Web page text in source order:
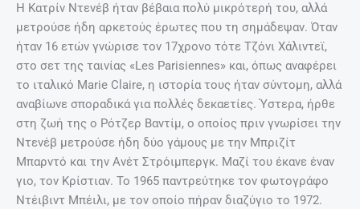
Η Κατρίν Ντενέβ ήταν βέβαια πολύ μικρότερή του, αλλά
μετρούσε ήδη αρκετούς έρωτες που τη σημάδεψαν. Όταν
ήταν 16 ετών γνώρισε τον 17χρονο τότε Τζόνι Χάλιντεϊ,
στο σετ της ταινίας «Les Parisiennes» και, όπως αναφέρει
το ιταλικό Marie Claire, η ιστορία τους ήταν σύντομη, αλλά
αναβίωνε σποραδικά για πολλές δεκαετίες. Ύστερα, ήρθε
στη ζωή της ο Ρότζερ Βαντίμ, ο οποίος πριν γνωρίσει την
Ντενέβ μετρούσε ήδη δύο γάμους με την Μπριζίτ
Μπαρντό και την Ανέτ Στρόιμπεργκ. Μαζί του έκανε έναν
γιο, τον Κρίστιαν. Το 1965 παντρεύτηκε τον φωτογράφο
Ντέιβιντ Μπέιλι, με τον οποίο πήραν διαζύγιο το 1972.